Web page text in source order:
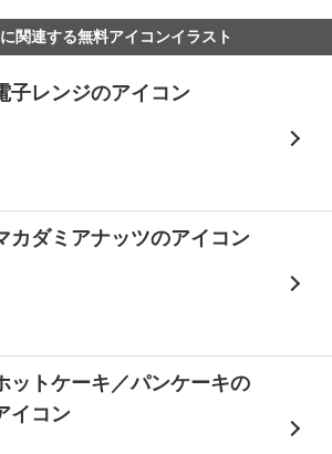
関連する無料アイコンイラスト
子レンジのアイコン
カダミアナッツのアイコン
ットケーキ／パンケーキの
イコン